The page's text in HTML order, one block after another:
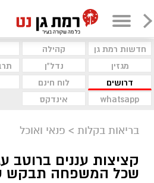
חדשות רמת גן קהילה
מגזין
נדל"ן
דרושים
לוח חינם
whatsapp
אינדקס
בריאות בקלות > פנאי ואוכל
קציצות עננים ברוטב
שכל המשפחה תבקש